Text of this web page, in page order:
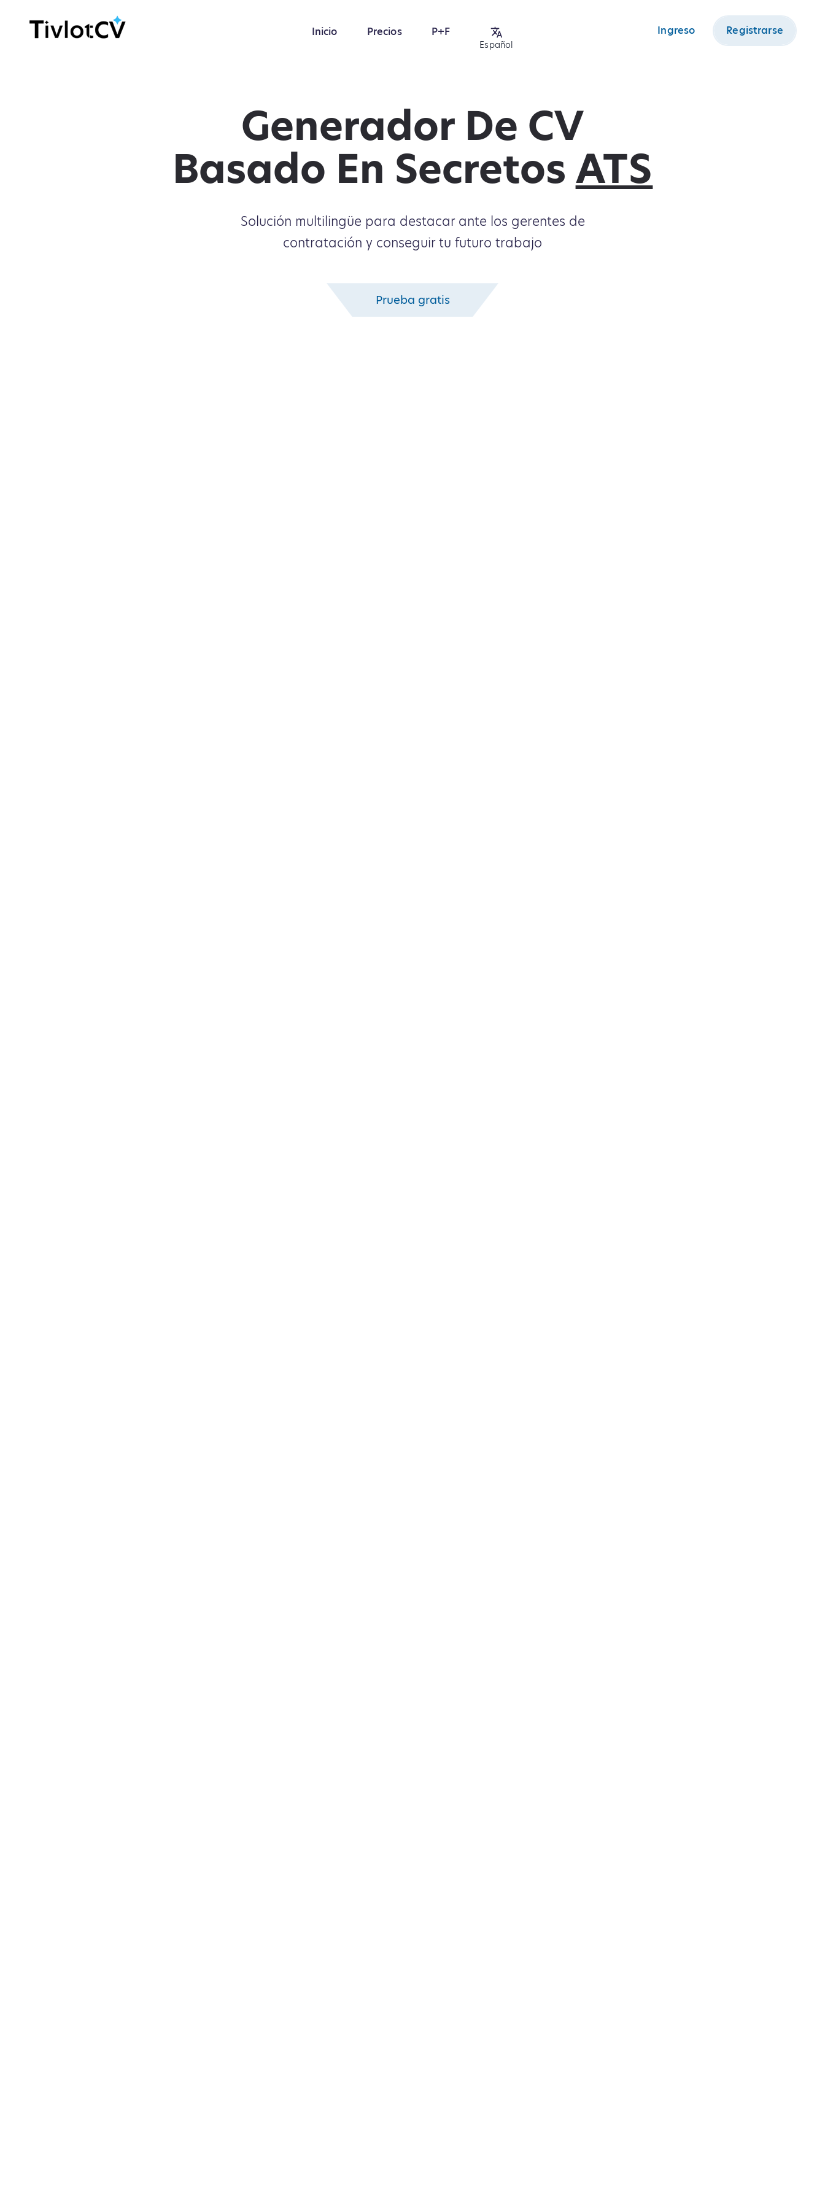
Inicio Precios P+F
Español
Ingreso Registrarse
Generador De CV
Basado En Secretos ATS
Solución multilingüe para destacar ante los gerentes de
contratación y conseguir tu futuro trabajo
Prueba gratis